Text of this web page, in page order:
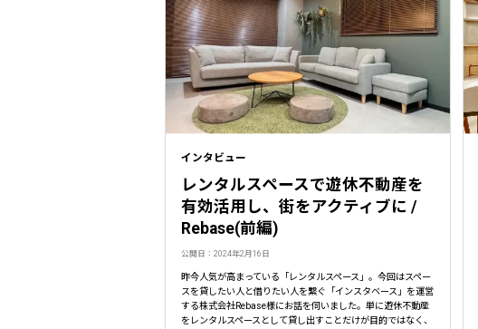
インタビュー
レンタルスペースで遊休不動産を
有効活用し、街をアクティブに /
Rebase(前編)
公開日：2024年2月16日
昨今人気が高まっている「レンタルスペース」。今回はスペー
スを貸したい人と借りたい人を繋ぐ「インスタベース」を運営
する株式会社Rebase様にお話を伺いました。単に遊休不動産
をレンタルスペースとして貸し出すことだけが目的ではなく、